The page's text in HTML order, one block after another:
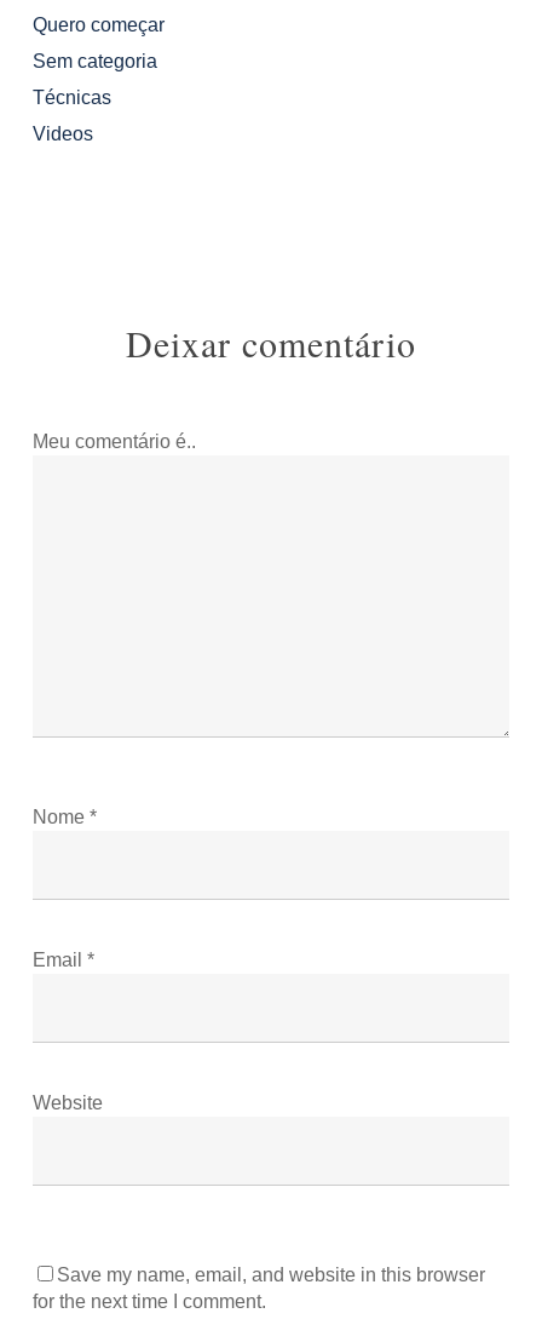
Quero começar
Sem categoria
Técnicas
Videos
Deixar comentário
Meu comentário é..
Nome *
Email *
Website
Save my name, email, and website in this browser
for the next time I comment.